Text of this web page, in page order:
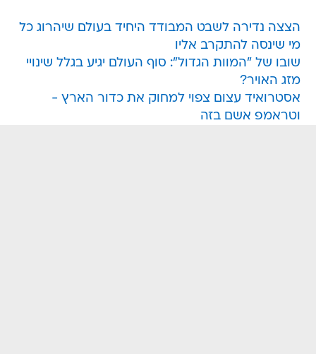
הצצה נדירה לשבט המבודד היחיד בעולם שיהרוג כל
מי שינסה להתקרב אליו
שובו של "המוות הגדול": סוף העולם יגיע בגלל שינויי
מזג האויר?
אסטרואיד עצום צפוי למחוק את כדור הארץ -
וטראמפ אשם בזה